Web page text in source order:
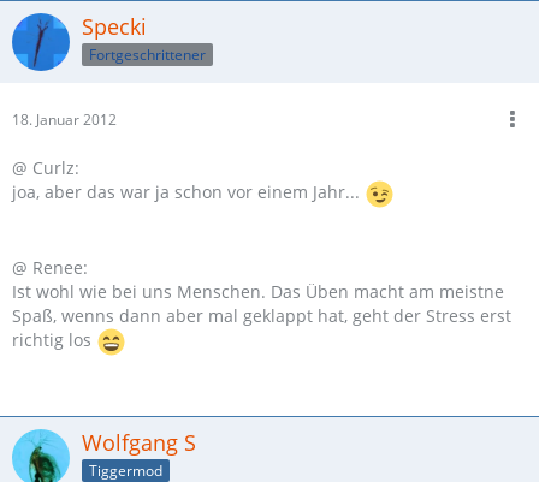
Specki
Fortgeschrittener
18. Januar 2012
@ Curlz:
joa, aber das war ja schon vor einem Jahr...
@ Renee:
Ist wohl wie bei uns Menschen. Das Üben macht am meistne
Spaß, wenns dann aber mal geklappt hat, geht der Stress erst
richtig los
Wolfgang S
Tiggermod